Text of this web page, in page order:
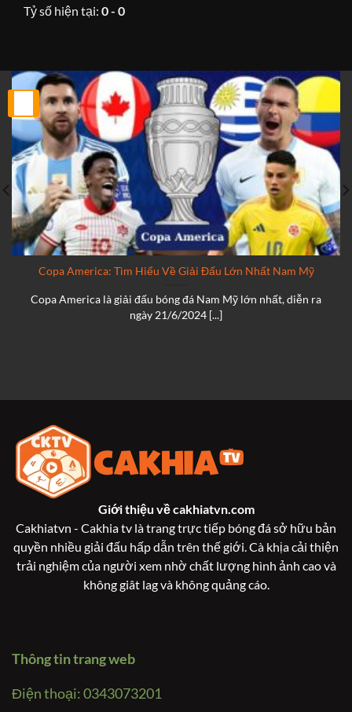
Tỷ số hiện tại: 0 - 0
Copa America: Tìm Hiểu Về Giải Đấu Lớn Nhất Nam Mỹ
Copa America là giải đấu bóng đá Nam Mỹ lớn nhất, diễn ra
ngày 21/6/2024 [...]
Giới thiệu vềcakhiatvn.com
Cakhiatvn - Cakhia tv là trang trực tiếp bóng đá sở hữu bản
quyền nhiều giải đấu hấp dẫn trên thế giới. Cà khịa cải thiện
trải nghiệm của người xem nhờ chất lượng hình ảnh cao và
không giât lag và không quảng cáo.
Thông tin trang web
Điện thoại: 0343073201